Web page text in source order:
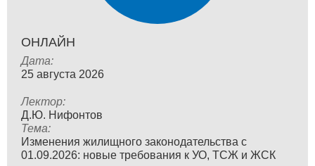
ОНЛАЙН
Дата:
25 августа 2026
Лектор:
Д.Ю. Нифонтов
Тема:
Изменения жилищного законодательства с
01.09.2026: новые требования к УО, ТСЖ и ЖСК